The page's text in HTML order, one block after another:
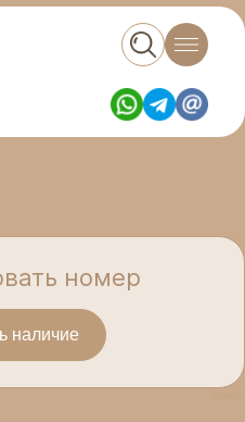
заявку
отзыв